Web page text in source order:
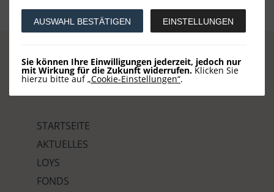
AUSWAHL BESTÄTIGEN EINSTELLUNGEN
Sie können Ihre Einwilligungen jederzeit, jedoch nur
mit Wirkung für die Zukunft widerrufen. Klicken Sie
hierzu bitte auf„Cookie-Einstellungen“.
Seiten
STARTSEITE
AKTUELLES
LOYS
FONDS